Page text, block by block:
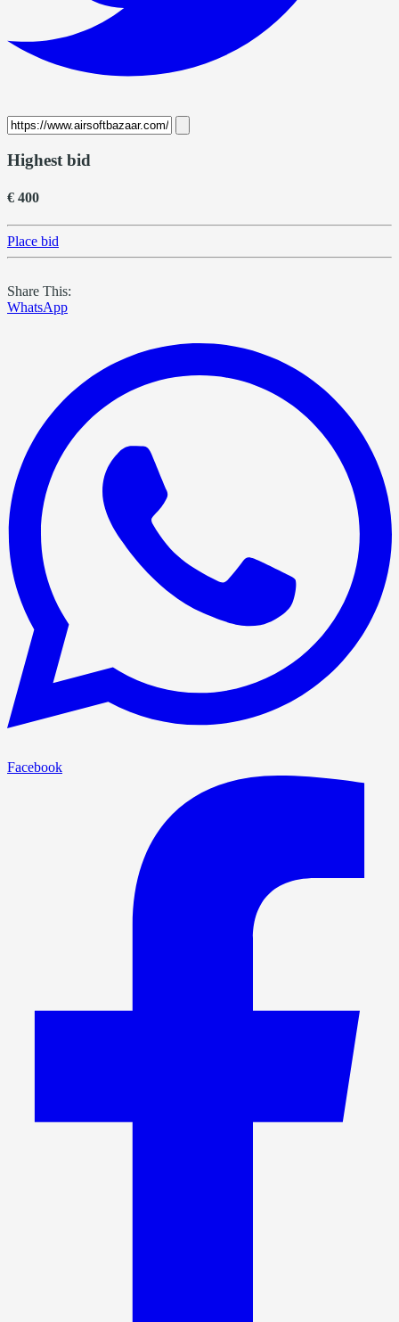
Highest bid
€ 400
Place bid
Share This:
WhatsApp
Facebook